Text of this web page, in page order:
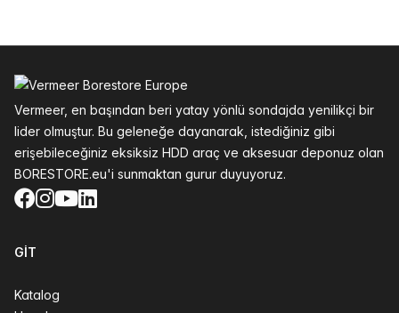
Vermeer, en başından beri yatay yönlü sondajda yenilikçi bir
lider olmuştur. Bu geleneğe dayanarak, istediğiniz gibi
erişebileceğiniz eksiksiz HDD araç ve aksesuar deponuz olan
BORESTORE.eu'i sunmaktan gurur duyuyoruz.
Facebook
Instagram
YouTube
LinkedIn
GIT
Katalog